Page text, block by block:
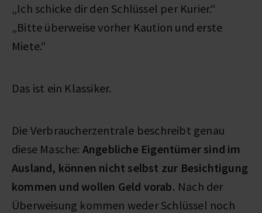
„Ich schicke dir den Schlüssel per Kurier.“
„Bitte überweise vorher Kaution und erste
Miete.“
Das ist ein Klassiker.
Die Verbraucherzentrale beschreibt genau
diese Masche: Angebliche Eigentümer sind im
Ausland, können nicht selbst zur Besichtigung
kommen und wollen Geld vorab. Nach der
Überweisung kommen weder Schlüssel noch